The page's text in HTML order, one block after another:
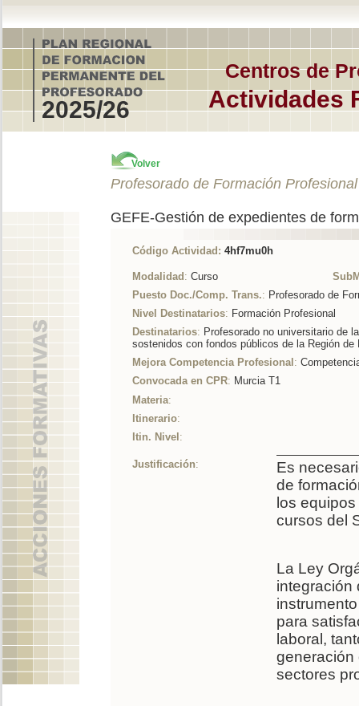
Centros de
Actividades
2025/26
Volver
Profesorado de Formación Profesional
GEFE-Gestión de expedientes de
Código Actividad: 4hf7mu0h
Modalidad : Curso
Puesto Doc./Comp. Trans.: Profesorado de
Nivel Destinatarios: Formación Profesional
Destinatarios: Profesorado no universitario de
sostenidos con fondos públicos de la Región
Mejora Competencia Profesional :
Convocada en CPR: Murcia T1
Materia:
Itinerario:
Itin. Nivel :
Justificación:
Es
de
los
cursos del
La Ley
integración
para
laboral,
generación
sectores